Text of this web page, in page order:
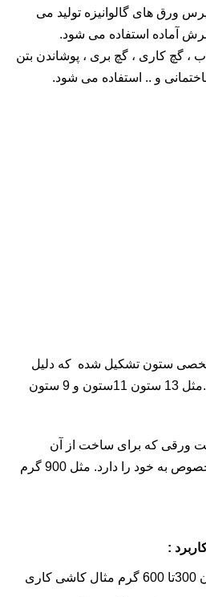
ورق های گالوانیزه تولید می
آماده استفاده می شود.
، گچ کاری ، گچ بری ، پوشاندن بتن
و .. استفاده می شود.
ستون تشکیل شده که دلیل
9 ستون
ورقی که برای ساخت از آن
استفاده شده است ،وزن مخصوص به خود را دارد. مثل 900 گرم
: